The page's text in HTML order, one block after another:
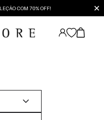
COM 70% OFF! ✕